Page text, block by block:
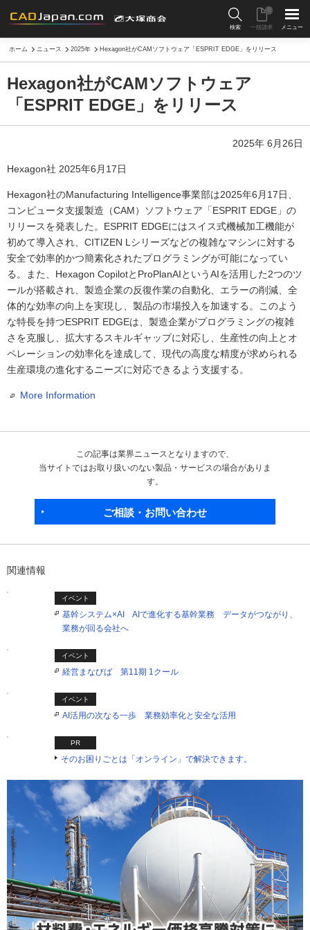
検索 一括請求
0
メニュー
ホーム ニュース 2025年 Hexagon社がCAMソフトウェア「ESPRIT EDGE」をリリース
Hexagon社がCAMソフトウェア
「ESPRIT EDGE」をリリース
2025年 6月26日
Hexagon社 2025年6月17日
Hexagon社のManufacturing Intelligence事業部は2025年6月17日、
コンピュータ支援製造（CAM）ソフトウェア「ESPRIT EDGE」の
リリースを発表した。ESPRIT EDGEにはスイス式機械加工機能が
初めて導入され、CITIZEN Lシリーズなどの複雑なマシンに対する
安全で効率的かつ簡素化されたプログラミングが可能になってい
る。また、Hexagon CopilotとProPlanAIというAIを活用した2つのツ
ールが搭載され、製造企業の反復作業の自動化、エラーの削減、全
体的な効率の向上を実現し、製品の市場投入を加速する。このよう
な特長を持つESPRIT EDGEは、製造企業がプログラミングの複雑
さを克服し、拡大するスキルギャップに対応し、生産性の向上とオ
ペレーションの効率化を達成して、現代の高度な精度が求められる
生産環境の進化するニーズに対応できるよう支援する。
More Information
この記事は業界ニュースとなりますので、
当サイトではお取り扱いのない製品・サービスの場合がありま
す。
ご相談・お問い合わせ
関連情報
イベント
基幹システム×AI AIで進化する基幹業務 データがつながり、
業務が回る会社へ
イベント
経営まなびば 第11期 1クール
イベント
AI活用の次なる一歩 業務効率化と安全な活用
PR
そのお困りごとは「オンライン」で解決できます。